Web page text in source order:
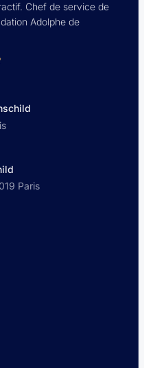
Chef de service de
Adolphe de
Paris